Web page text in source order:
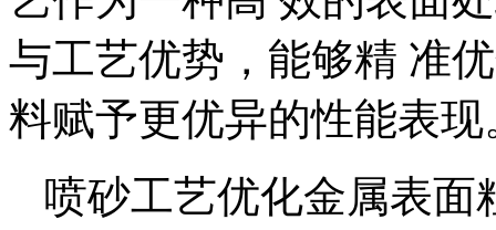
与工艺优势，能够精 准
料赋予更优异的性能表现
喷砂工艺优化金属表面